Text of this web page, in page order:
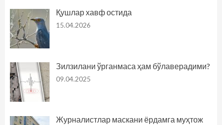
Қушлар хавф остида
15.04.2026
Зилзилани ўрганмаса ҳам бўлаверадими?
09.04.2025
Журналистлар маскани ёрдамга муҳтож